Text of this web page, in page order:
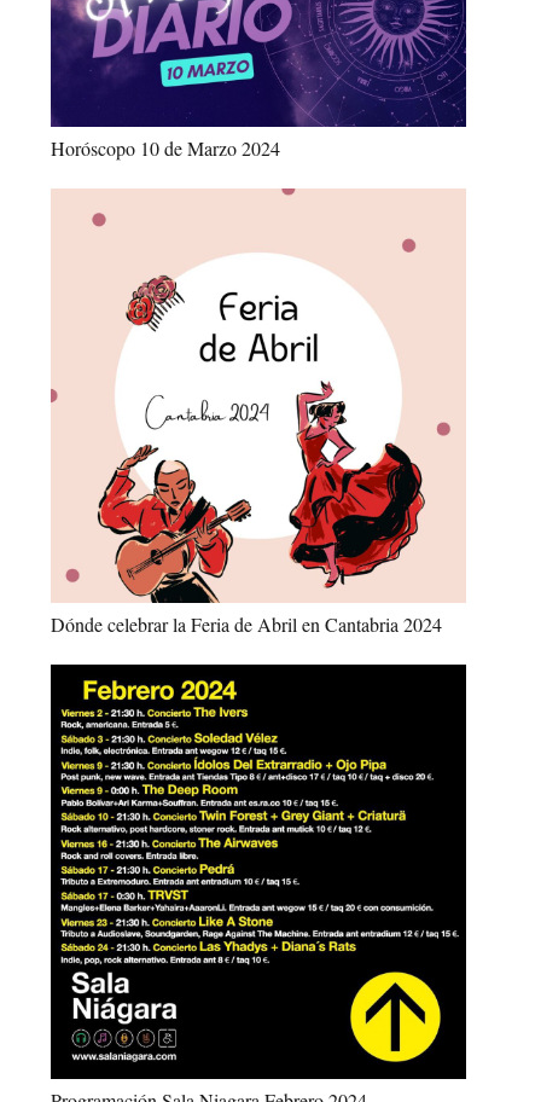
Horóscopo 10 de Marzo 2024
Dónde celebrar la Feria de Abril en Cantabria 2024